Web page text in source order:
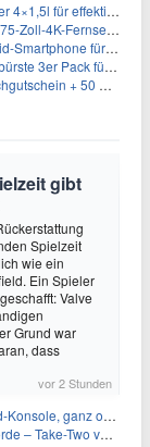
für effektiv 10,76€
Fernseher für 1359€
für 449€
3er Pack für 1,25€
für 19,99€/Monat – eff. 1,03€/Monat
gibt
Spielzeit
wie ein
Ein Spieler
Valve
Grund war
dass
vor 2 Stunden
eigener PlayStation 5
trotzdem keine Zahlen